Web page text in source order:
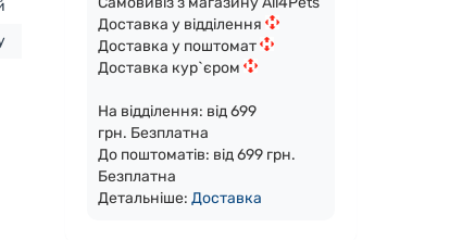
Доставка у відділення
Доставка у поштомат
Доставка кур`єром
На відділення: від 699
грн. Безплатна
До поштоматів: від 699 грн.
Безплатна
Детальніше:Доставка